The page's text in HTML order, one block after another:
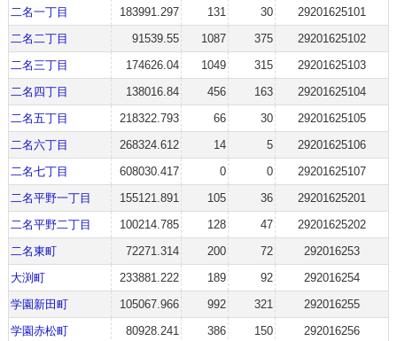
二名一丁目
183991.297 131 30
29201625101
二名二丁目
91539.55 1087 375
29201625102
二名三丁目
174626.04 1049 315
29201625103
二名四丁目
138016.84 456 163
29201625104
二名五丁目
218322.793 66 30
29201625105
二名六丁目
268324.612 14 5
29201625106
二名七丁目
608030.417 0 0
29201625107
二名平野一丁目
155121.891 105 36
29201625201
二名平野二丁目
100214.785 128 47
29201625202
二名東町
72271.314 200 72
292016253
大渕町
233881.222 189 92
292016254
学園新田町
105067.966 992 321
292016255
学園赤松町
80928.241 386 150 292016256